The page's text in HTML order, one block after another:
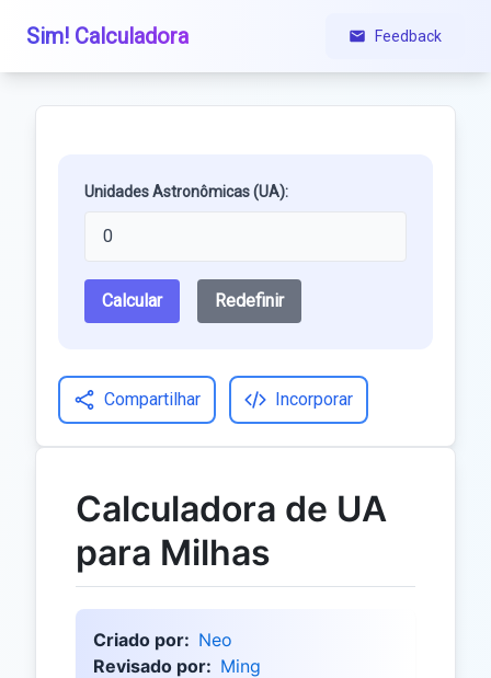
Sim! Calculadora Feedback
Unidades Astronômicas (UA):
Calcular Redefinir
Compartilhar Incorporar
Calculadora de UA
para Milhas
Criado por: Neo
Revisado por: Ming